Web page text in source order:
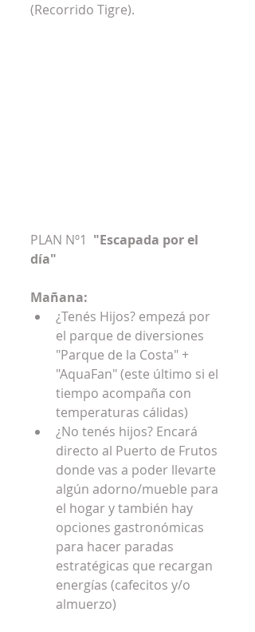
(Recorrido Tigre).
PLAN Nº1 "Escapada por el
día"
Mañana:
¿Tenés Hijos? empezá por
el parque de diversiones
"Parque de la Costa" +
"AquaFan" (este último si el
tiempo acompaña con
temperaturas cálidas)
¿No tenés hijos? Encará
directo al Puerto de Frutos
donde vas a poder llevarte
algún adorno/mueble para
el hogar y también hay
opciones gastronómicas
para hacer paradas
estratégicas que recargan
energías (cafecitos y/o
almuerzo)